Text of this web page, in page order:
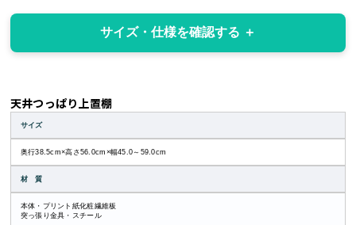
サイズ・仕様を確認する
天井つっぱり上置棚
サイズ
奥行38.5cm×高さ56.0cm×幅45.0～59.0cm
材 質
本体・プリント紙化粧繊維板
突っ張り金具・スチール